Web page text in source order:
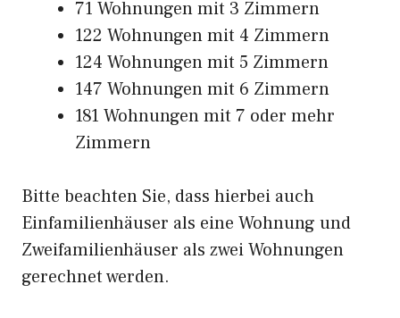
71 Wohnungen mit 3 Zimmern
122 Wohnungen mit 4 Zimmern
124 Wohnungen mit 5 Zimmern
147 Wohnungen mit 6 Zimmern
181 Wohnungen mit 7 oder mehr
Zimmern
Bitte beachten Sie, dass hierbei auch
Einfamilienhäuser als eine Wohnung und
Zweifamilienhäuser als zwei Wohnungen
gerechnet werden.